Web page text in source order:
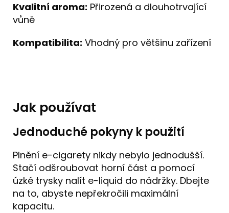
Kvalitní aroma: Přirozená a dlouhotrvající
vůně
Kompatibilita: Vhodný pro většinu zařízení
Jak používat
Jednoduché pokyny k použití
Plnění e-cigarety nikdy nebylo jednodušší.
Stačí odšroubovat horní část a pomocí
úzké trysky nalít e-liquid do nádržky. Dbejte
na to, abyste nepřekročili maximální
kapacitu.